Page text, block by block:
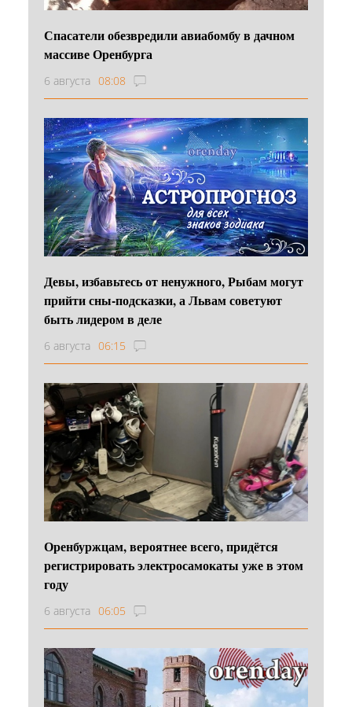
Спасатели обезвредили авиабомбу в дачном
массиве Оренбурга
6 августа 08:08
Девы, избавьтесь от ненужного, Рыбам могут
прийти сны-подсказки, а Львам советуют
быть лидером в деле
6 августа 06:15
Оренбуржцам, вероятнее всего, придётся
регистрировать электросамокаты уже в этом
году
6 августа 06:05